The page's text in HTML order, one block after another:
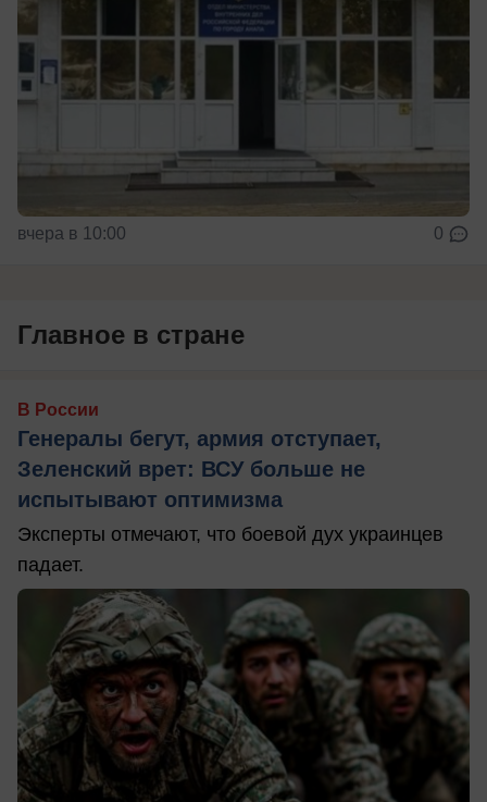
вчера в 10:00 0
Главное в стране
В России
Генералы бегут, армия отступает,
Зеленский врет: ВСУ больше не
испытывают оптимизма
Эксперты отмечают, что боевой дух украинцев
падает.